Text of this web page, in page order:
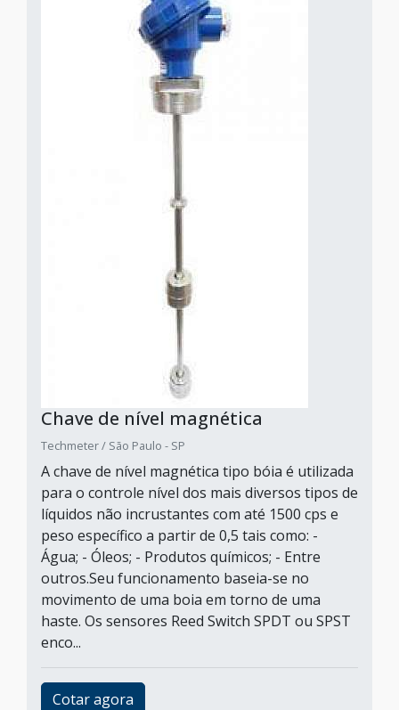
Chave de nível magnética
Techmeter / São Paulo - SP
A chave de nível magnética tipo bóia é utilizada
para o controle nível dos mais diversos tipos de
líquidos não incrustantes com até 1500 cps e
peso específico a partir de 0,5 tais como: -
Água; - Óleos; - Produtos químicos; - Entre
outros.Seu funcionamento baseia-se no
movimento de uma boia em torno de uma
haste. Os sensores Reed Switch SPDT ou SPST
enco...
Cotar agora